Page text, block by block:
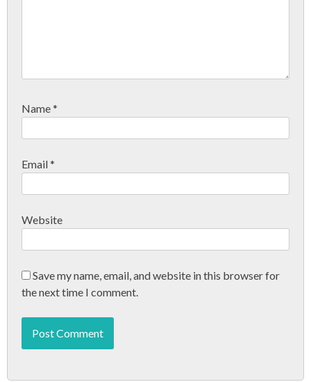
Name*
Email*
Website
Save my name, email, and website in this browser for
the next time I comment.